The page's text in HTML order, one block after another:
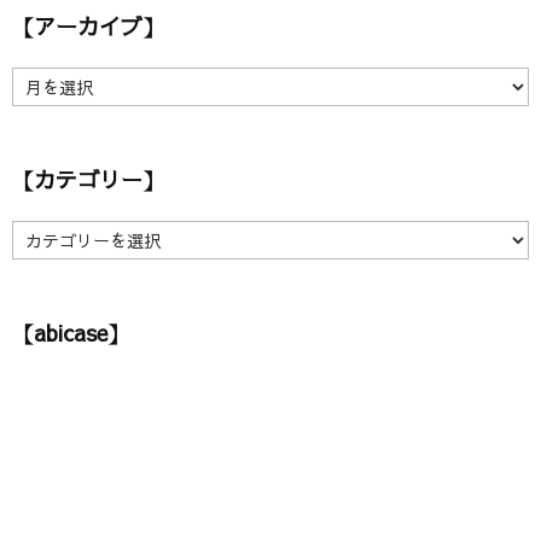
【アーカイブ】
ア
イ【カテゴリー】
【
カ
リ【abicase】